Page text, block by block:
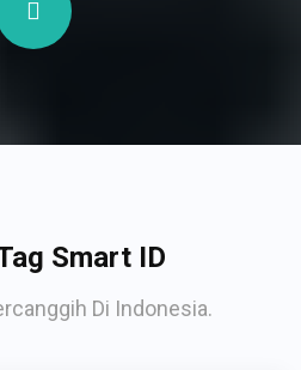
Smart ID
Di Indonesia.